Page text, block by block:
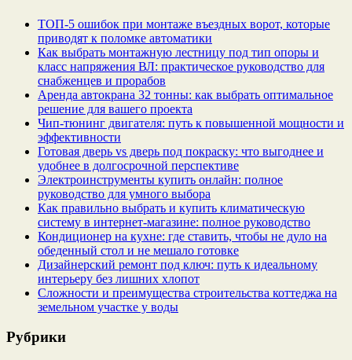
ТОП-5 ошибок при монтаже въездных ворот, которые
приводят к поломке автоматики
Как выбрать монтажную лестницу под тип опоры и
класс напряжения ВЛ: практическое руководство для
снабженцев и прорабов
Аренда автокрана 32 тонны: как выбрать оптимальное
решение для вашего проекта
Чип‑тюнинг двигателя: путь к повышенной мощности и
эффективности
Готовая дверь vs дверь под покраску: что выгоднее и
удобнее в долгосрочной перспективе
Электроинструменты купить онлайн: полное
руководство для умного выбора
Как правильно выбрать и купить климатическую
систему в интернет‑магазине: полное руководство
Кондиционер на кухне: где ставить, чтобы не дуло на
обеденный стол и не мешало готовке
Дизайнерский ремонт под ключ: путь к идеальному
интерьеру без лишних хлопот
Сложности и преимущества строительства коттеджа на
земельном участке у воды
Рубрики